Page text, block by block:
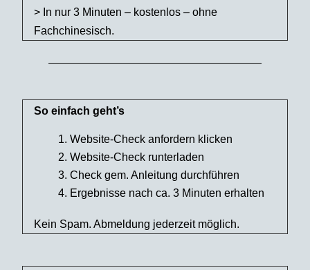
> In nur 3 Minuten – kostenlos – ohne
Fachchinesisch.
So einfach geht’s
Website-Check anfordern klicken
Website-Check runterladen
Check gem. Anleitung durchführen
Ergebnisse nach ca. 3 Minuten erhalten
Kein Spam. Abmeldung jederzeit möglich.